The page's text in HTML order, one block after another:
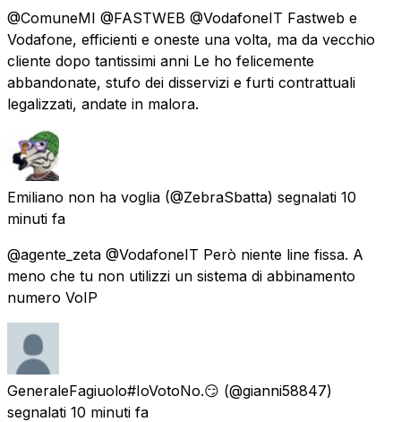
@ComuneMI @FASTWEB @VodafoneIT Fastweb e
Vodafone, efficienti e oneste una volta, ma da vecchio
cliente dopo tantissimi anni Le ho felicemente
abbandonate, stufo dei disservizi e furti contrattuali
legalizzati, andate in malora.
Emiliano non ha voglia (@ZebraSbatta) segnalati 10
minuti fa
@agente_zeta @VodafoneIT Però niente line fissa. A
meno che tu non utilizzi un sistema di abbinamento
numero VoIP
GeneraleFagiuolo#IoVotoNo.😏 (@gianni58847)
segnalati 10 minuti fa